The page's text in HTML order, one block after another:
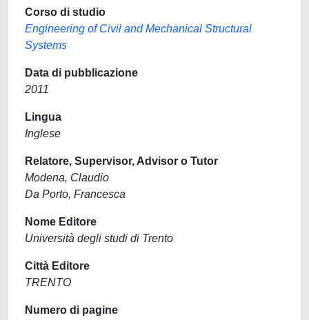
Corso di studio
Engineering of Civil and Mechanical Structural
Systems
Data di pubblicazione
2011
Lingua
Inglese
Relatore, Supervisor, Advisor o Tutor
Modena, Claudio
Da Porto, Francesca
Nome Editore
Università degli studi di Trento
Città Editore
TRENTO
Numero di pagine